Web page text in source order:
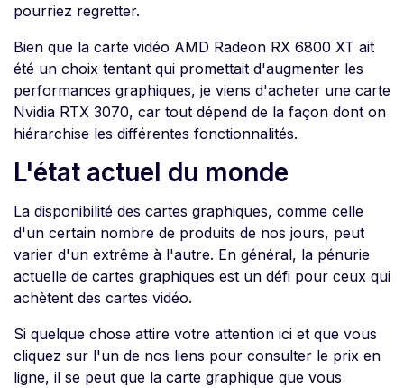
pourriez regretter.
Bien que la carte vidéo AMD Radeon RX 6800 XT ait
été un choix tentant qui promettait d'augmenter les
performances graphiques, je viens d'acheter une carte
Nvidia RTX 3070, car tout dépend de la façon dont on
hiérarchise les différentes fonctionnalités.
L'état actuel du monde
La disponibilité des cartes graphiques, comme celle
d'un certain nombre de produits de nos jours, peut
varier d'un extrême à l'autre. En général, la pénurie
actuelle de cartes graphiques est un défi pour ceux qui
achètent des cartes vidéo.
Si quelque chose attire votre attention ici et que vous
cliquez sur l'un de nos liens pour consulter le prix en
ligne, il se peut que la carte graphique que vous